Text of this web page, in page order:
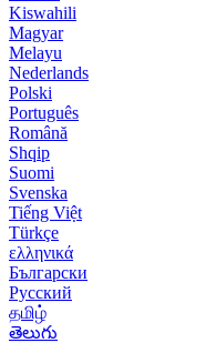
Kiswahili
Magyar
Melayu
Nederlands
Polski
Português
Română
Shqip
Suomi
Svenska
Tiếng Việt
Türkçe
ελληνικά
Български
Русский
தமிழ்
తెలుగు